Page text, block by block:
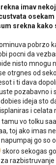
imav
srekna kako
pobrzo
pocni da
nisto mnogu
otrgnes od
i ti dava
pozabavno i
ideja sto
i celata
vo tolku
toj ako imas
go so
skoro sekogas
razbistruvanje